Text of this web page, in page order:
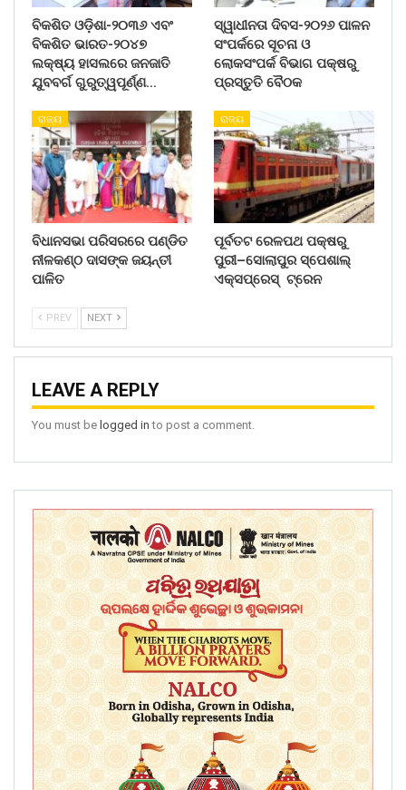
ବିକଶିତ ଓଡ଼ିଶା-୨୦୩୬ ଏବଂ
ବିକଶିତ ଭାରତ-୨୦୪୭
ଲକ୍ଷ୍ୟ ହାସଲରେ ଜନଜାତି
ଯୁବବର୍ଗ ଗୁରୁତ୍ୱପୂର୍ଣ୍ଣ…
ସ୍ୱାଧୀନତା ଦିବସ-୨୦୨୬ ପାଳନ
ସଂପର୍କରେ ସୂଚନା ଓ
ଲୋକସଂପର୍କ ବିଭାଗ ପକ୍ଷରୁ
ପ୍ରସ୍ତୁତି ବୈଠକ
ରାଜ୍ୟ
ବିଧାନସଭା ପରିସରରେ ପଣ୍ଡିତ
ନୀଳକଣ୍ଠ ଦାସଙ୍କ ଜୟନ୍ତୀ
ପାଳିତ
ରାଜ୍ୟ
ପୂର୍ବତଟ ରେଳପଥ ପକ୍ଷରୁ
ପୁରୀ–ସୋଲାପୁର ସ୍ପେଶାଲ୍
ଏକ୍ସପ୍ରେସ୍ ଟ୍ରେନ
PREV NEXT
LEAVE A REPLY
You must be logged in to post a comment.